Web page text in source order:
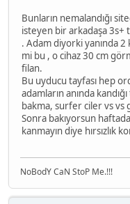
Bunların nemalandığı
isteyen bir arkadaşa 3s+
. Adam diyorki yanında
mi bu , o cihaz 30 cm
filan.
Bu uyducu tayfası hep
adamların anında
bakma, surfer ciler vs vs
Sonra bakıyorsun
kanmayın diye hırsızlık
NoBodY CaN StoP Me.!!!